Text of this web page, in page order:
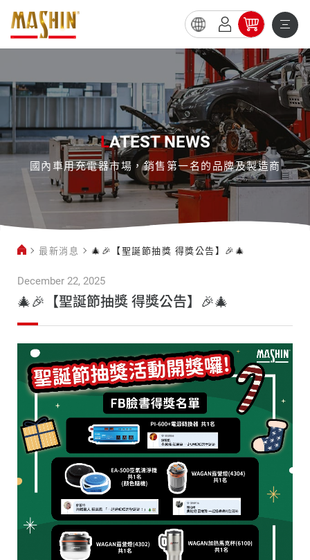
🎄
【聖
節
抽
告】
🎉
🎄
LATEST NEWS
國內車用充電器市場，銷售第一名的品牌及製造商
最新消息 🎄🎉【聖誕節抽獎 得獎公告】🎉🎄
December 22, 2025
🎄🎉【聖誕節抽獎 得獎公告】🎉🎄